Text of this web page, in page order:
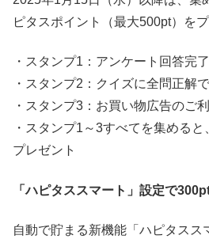
ピタスポイント（最大500pt）をプ
・スタンプ1：アンケート回答完
・スタンプ2：クイズに全問正解
・スタンプ3：お買い物広告のご
・スタンプ1～3すべてを集める
プレゼント
「ハピタススマート」設定で
自動で貯まる新機能「ハピタスス